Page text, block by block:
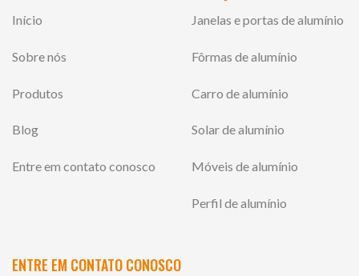
Início
Sobre nós
Produtos
Blog
Entre em contato conosco
Janelas e portas de alumínio
Fôrmas de alumínio
Carro de alumínio
Solar de alumínio
Móveis de alumínio
Perfil de alumínio
ENTRE EM CONTATO CONOSCO